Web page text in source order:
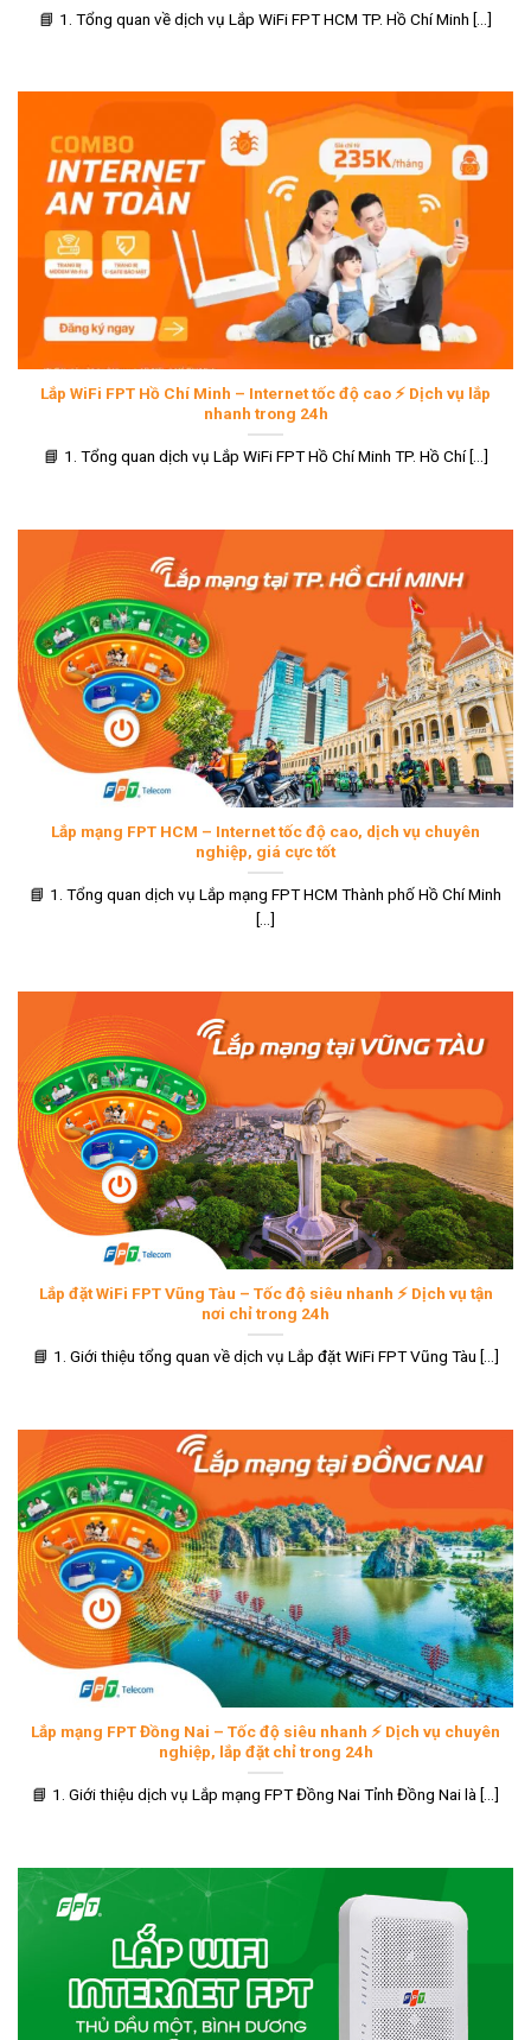
📘 1. Tổng quan về dịch vụ Lắp WiFi FPT HCM TP. Hồ Chí Minh [...]
Lắp WiFi FPT Hồ Chí Minh – Internet tốc độ cao ⚡ Dịch vụ lắp
nhanh trong 24h
📘 1. Tổng quan dịch vụ Lắp WiFi FPT Hồ Chí Minh TP. Hồ Chí [...]
Lắp mạng FPT HCM – Internet tốc độ cao, dịch vụ chuyên
nghiệp, giá cực tốt
📘 1. Tổng quan dịch vụ Lắp mạng FPT HCM Thành phố Hồ Chí Minh
[...]
Lắp đặt WiFi FPT Vũng Tàu – Tốc độ siêu nhanh ⚡ Dịch vụ tận
nơi chỉ trong 24h
📘 1. Giới thiệu tổng quan về dịch vụ Lắp đặt WiFi FPT Vũng Tàu [...]
Lắp mạng FPT Đồng Nai – Tốc độ siêu nhanh ⚡ Dịch vụ chuyên
nghiệp, lắp đặt chỉ trong 24h
📘 1. Giới thiệu dịch vụ Lắp mạng FPT Đồng Nai Tỉnh Đồng Nai là [...]